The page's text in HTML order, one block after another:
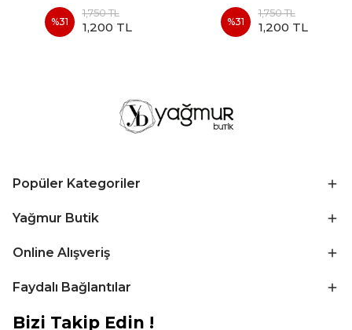
%31
1,750 TL
1,200 TL %31
1,750 TL
1,200 TL
Popüler Kategoriler
Yağmur Butik
Online Alışveriş
Faydalı Bağlantılar
Bizi Takip Edin !